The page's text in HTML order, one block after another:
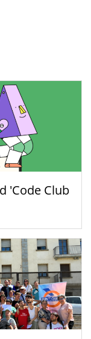
'Code Club